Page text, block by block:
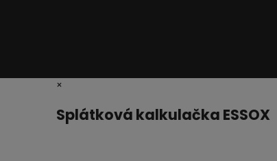
×
Splátková kalkulačka ESSOX